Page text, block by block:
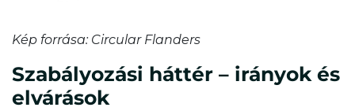
Kép forrása: Circular Flanders
Szabályozási háttér – irányok és
elvárások